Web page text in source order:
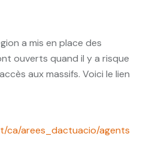
a mis en place des
ouverts quand il y a risque
aux massifs. Voici le lien
ca/arees_dactuacio/agents